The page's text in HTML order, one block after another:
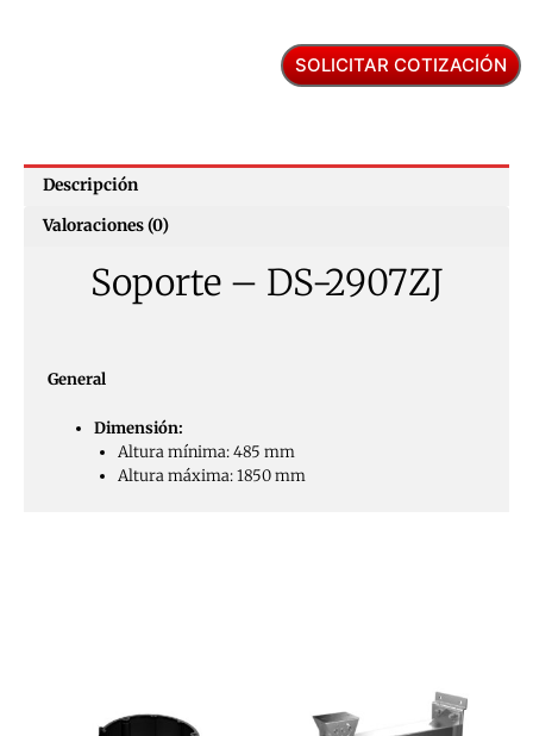
SOLICITAR COTIZACIÓN
Descripción
Valoraciones (0)
Soporte – DS-2907ZJ
General
Dimensión:
Altura mínima: 485 mm
Altura máxima: 1850 mm